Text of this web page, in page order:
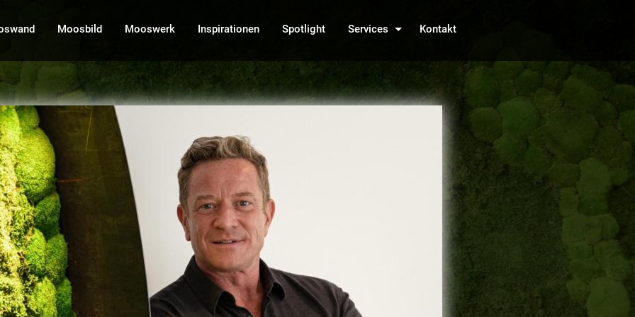
Moosbild Mooswerk Inspirationen Spotlight Services Kontakt